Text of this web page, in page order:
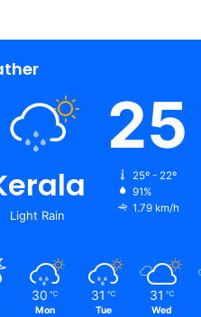
Light Rain
25
25º - 22º
91%
1.79 km/h
30 ℃
Mon
31 ℃
Tue
31 ℃
Wed